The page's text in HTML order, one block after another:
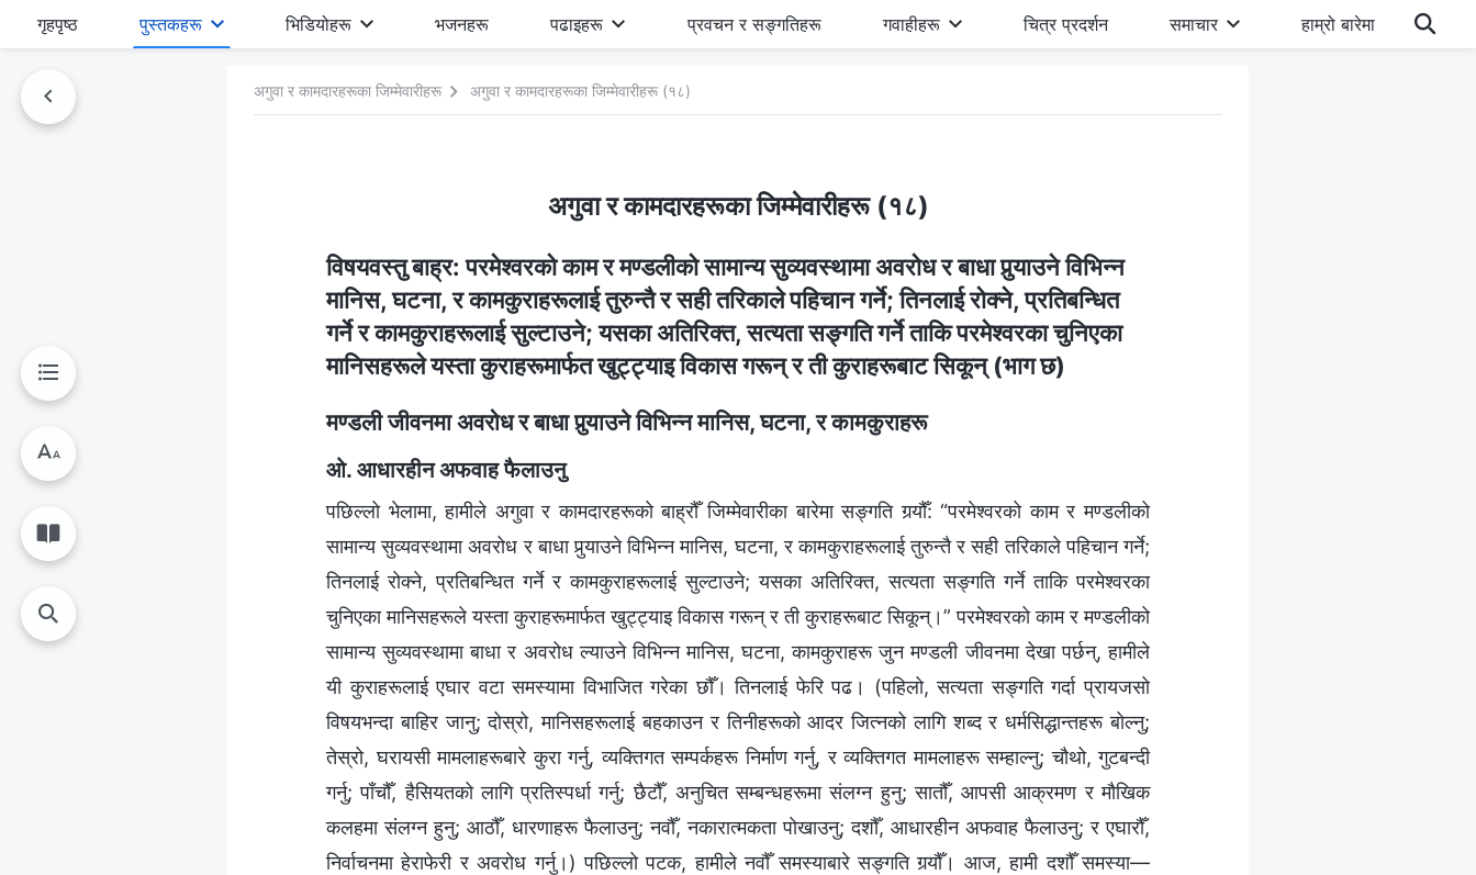
गृहपृष्ठ पुस्तकहरू भिडियोहरू भजनहरू पढाइहरू प्रवचन र सङ्गतिहरू गवाहीहरू चित्र प्रदर्शन समाचार हाम्रो बारेमा
अगुवा र कामदारहरूका जिम्‍मेवारीहरू अगुवा र कामदारहरूका जिम्‍मेवारीहरू (१८)
अगुवा र कामदारहरूका जिम्‍मेवारीहरू (१८)
विषयवस्तु बाह्र: परमेश्‍वरको काम र मण्डलीको सामान्य सुव्यवस्थामा अवरोध र बाधा पुर्‍याउने विभिन्‍न
मानिस, घटना, र कामकुराहरूलाई तुरुन्तै र सही तरिकाले पहिचान गर्ने; तिनलाई रोक्‍ने, प्रतिबन्धित
गर्ने र कामकुराहरूलाई सुल्टाउने; यसका अतिरिक्त, सत्यता सङ्‍गति गर्ने ताकि परमेश्‍वरका चुनिएका
मानिसहरूले यस्ता कुराहरूमार्फत खुट्ट्याइ विकास गरून् र ती कुराहरूबाट सिकून् (भाग छ)
मण्डली जीवनमा अवरोध र बाधा पुर्‍याउने विभिन्‍न मानिस, घटना, र कामकुराहरू
ओ. आधारहीन अफवाह फैलाउनु
पछिल्‍लो भेलामा, हामीले अगुवा र कामदारहरूको बाह्रौँ जिम्मेवारीका बारेमा सङ्गति गर्‍यौँ: “परमेश्‍वरको काम र मण्डलीको
सामान्य सुव्यवस्थामा अवरोध र बाधा पुर्‍याउने विभिन्‍न मानिस, घटना, र कामकुराहरूलाई तुरुन्तै र सही तरिकाले पहिचान गर्ने;
तिनलाई रोक्‍ने, प्रतिबन्धित गर्ने र कामकुराहरूलाई सुल्टाउने; यसका अतिरिक्त, सत्यता सङ्‍गति गर्ने ताकि परमेश्‍वरका
चुनिएका मानिसहरूले यस्ता कुराहरूमार्फत खुट्ट्याइ विकास गरून् र ती कुराहरूबाट सिकून्।” परमेश्‍वरको काम र मण्डलीको
सामान्य सुव्यवस्थामा बाधा र अवरोध ल्याउने विभिन्‍न मानिस, घटना, कामकुराहरू जुन मण्डली जीवनमा देखा पर्छन्, हामीले
यी कुराहरूलाई एघार वटा समस्यामा विभाजित गरेका छौँ। तिनलाई फेरि पढ। (पहिलो, सत्यता सङ्गति गर्दा प्रायजसो
विषयभन्दा बाहिर जानु; दोस्रो, मानिसहरूलाई बहकाउन र तिनीहरूको आदर जित्नको लागि शब्द र धर्मसिद्धान्तहरू बोल्नु;
तेस्रो, घरायसी मामलाहरूबारे कुरा गर्नु, व्यक्तिगत सम्पर्कहरू निर्माण गर्नु, र व्यक्तिगत मामलाहरू सम्हाल्नु; चौथो, गुटबन्दी
गर्नु; पाँचौँ, हैसियतको लागि प्रतिस्पर्धा गर्नु; छैटौँ, अनुचित सम्बन्धहरूमा संलग्‍न हुनु; सातौँ, आपसी आक्रमण र मौखिक
कलहमा संलग्‍न हुनु; आठौँ, धारणाहरू फैलाउनु; नवौँ, नकारात्मकता पोखाउनु; दशौँ, आधारहीन अफवाह फैलाउनु; र एघारौँ,
निर्वाचनमा हेराफेरी र अवरोध गर्नु।) पछिल्‍लो पटक, हामीले नवौँ समस्याबारे सङ्गति गर्‍यौँ। आज, हामी दशौँ समस्या—